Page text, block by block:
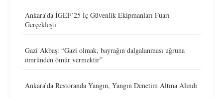
Ankara’da İGEF’25 İç Güvenlik Ekipmanları Fuarı
Gerçekleşti
Gazi Akbaş: “Gazi olmak, bayrağın dalgalanması uğruna
ömründen ömür vermektir”
Ankara’da Restoranda Yangın, Yangın Denetim Altına Alındı